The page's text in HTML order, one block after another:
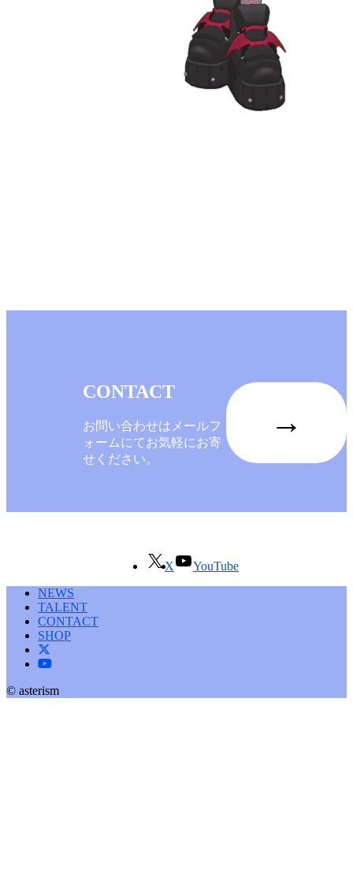
CONTACT
お問い合わせはメールフ
ォームにてお気軽にお寄
せください。
→
X
YouTube
NEWS
TALENT
CONTACT
SHOP
© asterism